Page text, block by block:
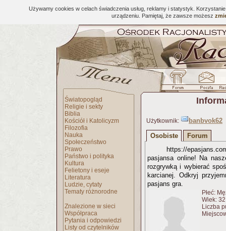
Używamy cookies w celach świadczenia usług, reklamy i statystyk.
urządzeniu. Pamiętaj, że zawsze możesz
Światopogląd
Religie i sekty
Biblia
Kościół i Katolicyzm
Filozofia
Nauka
Społeczeństwo
Prawo
Państwo i polityka
Kultura
Felietony i eseje
Literatura
Ludzie, cytaty
Tematy różnorodne
Znalezione w sieci
Współpraca
Pytania i odpowiedzi
Listy od czytelników
Użytkownik:
banbvok62
Osobiste
Forum
https://
pasjansa online! Na
rozgrywką i wybierać
karcianej. Odkryj
pasjans gra.
Płeć:
Wiek:
Liczba